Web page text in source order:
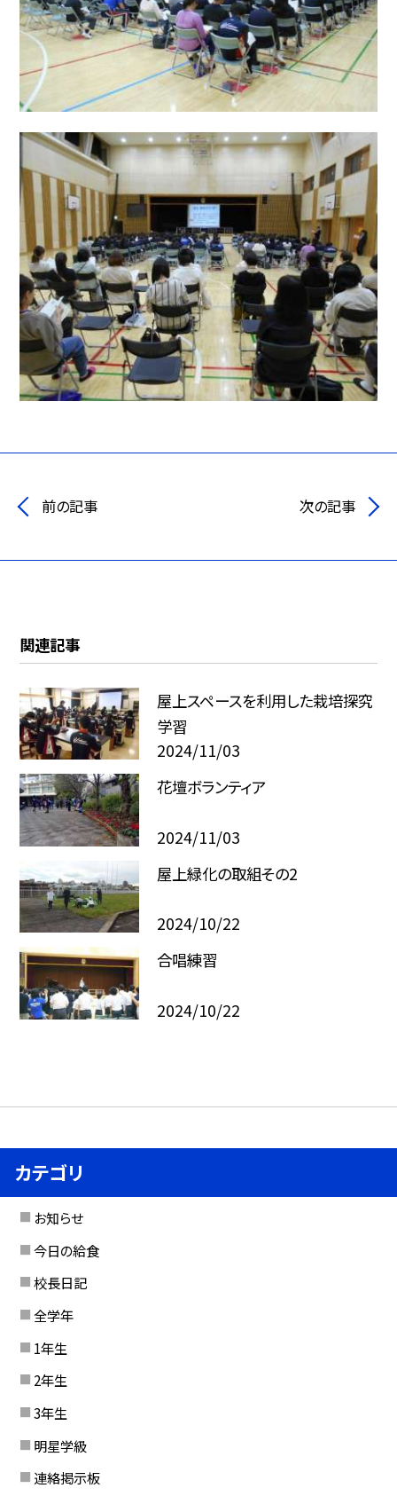
前の記事 次の記事
関連記事
屋上スペースを利用した栽培探究
学習
2024/11/03
花壇ボランティア
2024/11/03
屋上緑化の取組その2
2024/10/22
合唱練習
2024/10/22
カテゴリ
お知らせ
今日の給食
校長日記
全学年
1年生
2年生
3年生
明星学級
連絡掲示板